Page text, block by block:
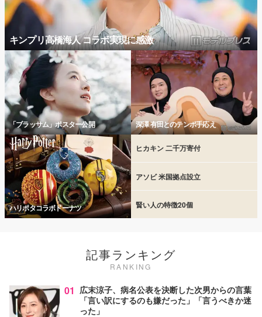
キンプリ高橋海人 コラボ実現に感激
「ブラッサム」ポスター公開 深澤 有田とのテンポ手応え
ハリポタコラボドーナツ
ヒカキン 二千万寄付
アソビ 米国拠点設立
賢い人の特徴20個
記事ランキング
RANKING
01 広末涼子、病名公表を決断した次男からの言葉
「言い訳にするのも嫌だった」「言うべきか迷
った」